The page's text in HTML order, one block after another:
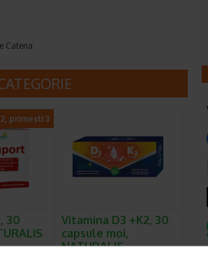
Catena
primești 3
30
Vitamina D3 +K2, 30
capsule moi,
NATURALIS